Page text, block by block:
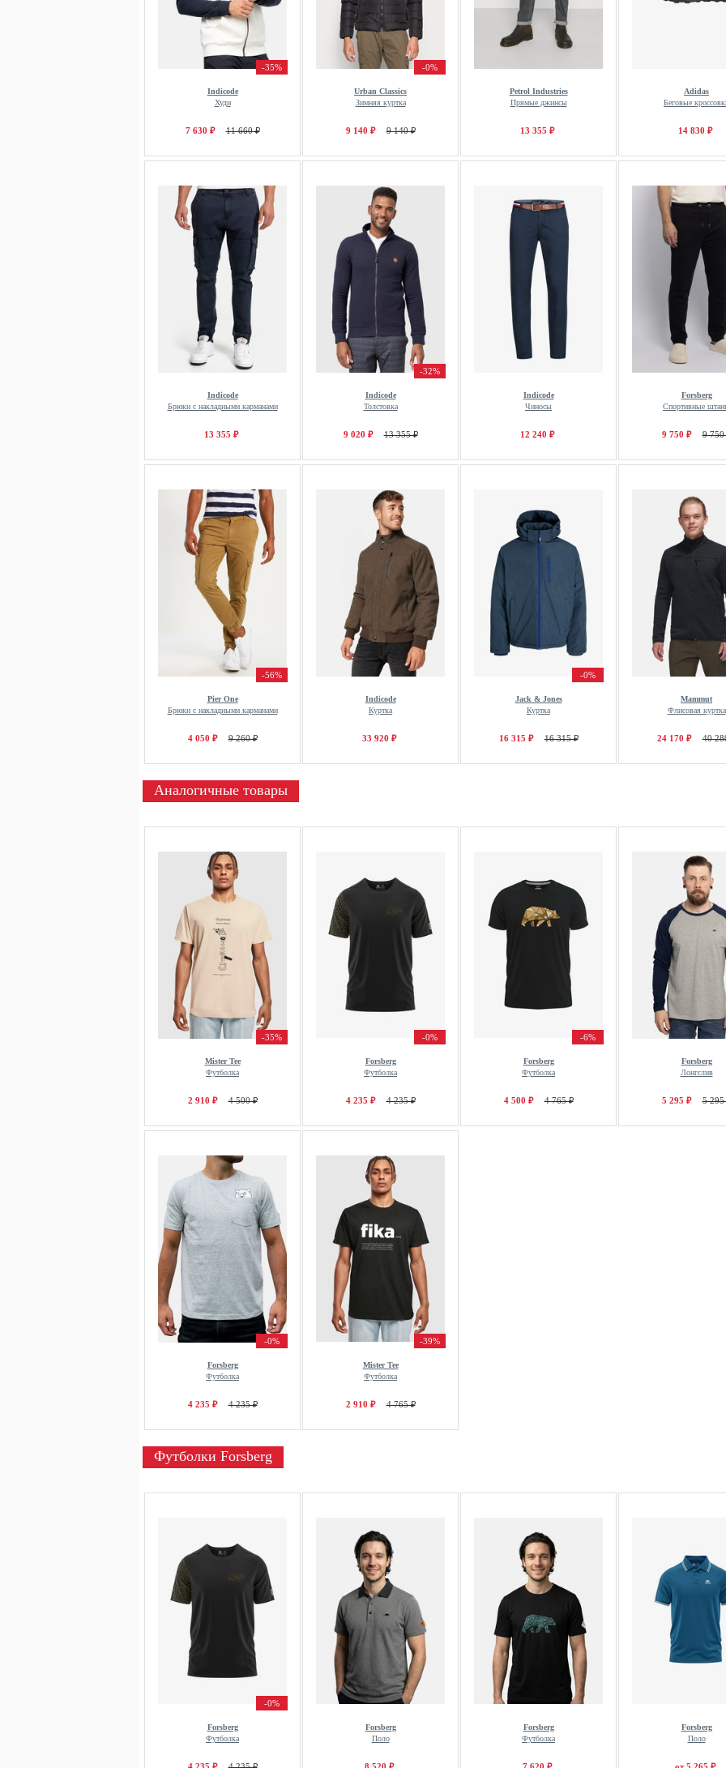
-35%
Indicode
Худи
7 630 ₽ 11 660 ₽
-0%
Urban Classics
Зимняя куртка
9 140 ₽ 9 140 ₽
Petrol Industries
Прямые джинсы
13 355 ₽
Adidas
Беговые
14 830 ₽
Indicode
Брюки с накладными карманами
13 355 ₽
-32%
Indicode
Толстовка
9 020 ₽ 13 355 ₽
Indicode
Чиносы
12 240 ₽
Forsberg
Спортивные
9 750 ₽ 9 750
-56%
Pier One
Брюки с накладными карманами
4 050 ₽ 9 260 ₽
Indicode
Куртка
33 920 ₽
-0%
Jack & Jones
Куртка
16 315 ₽ 16 315 ₽
Mammut
Флисовая куртка
24 170 ₽ 40
Аналогичные товары
-35%
Mister Tee
Футболка
2 910 ₽ 4 500 ₽
-0%
Forsberg
Футболка
4 235 ₽ 4 235 ₽
-6%
Forsberg
Футболка
4 500 ₽ 4 765 ₽
Forsberg
Лонгслив
5 295 ₽ 5 295
-0%
Forsberg
Футболка
4 235 ₽ 4 235 ₽
-39%
Mister Tee
Футболка
2 910 ₽ 4 765 ₽
Футболки Forsberg
-0%
Forsberg
Футболка
Forsberg
Поло
Forsberg
Футболка
Forsberg
Поло